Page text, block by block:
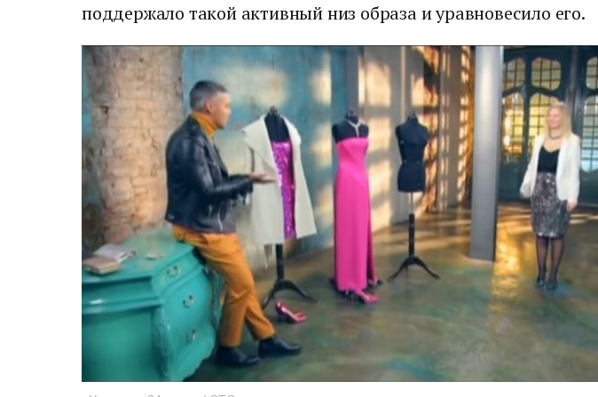
поддержало такой активный низ образа и уравновесило его.